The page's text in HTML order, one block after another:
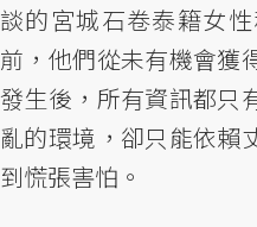
談的宮城石卷泰籍女
前，他們從未有機會獲
發生後，所有資訊都只
亂的環境，卻只能依賴
到慌張害怕。